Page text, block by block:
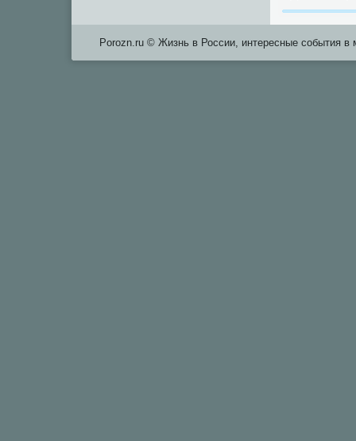
Porozn.ru © Жизнь в России, интересные события в